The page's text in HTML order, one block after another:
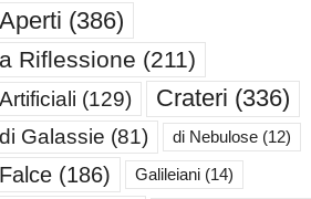
Aperti (386)
a Riflessione (211)
Artificiali (129) Crateri (336)
di Galassie (81) di Nebulose(12)
Falce(186) Galileiani(14)